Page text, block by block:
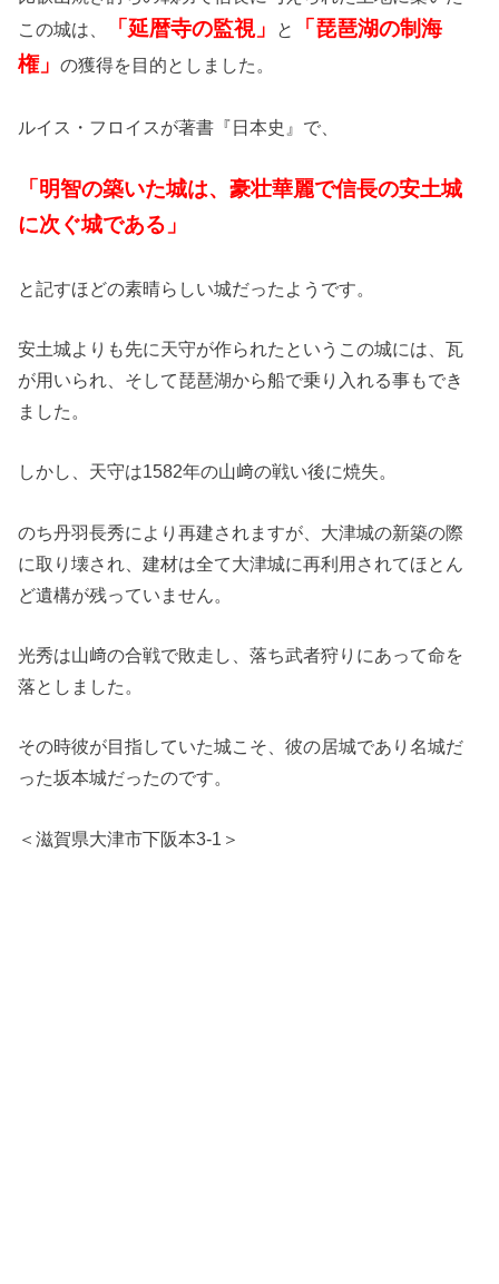
この城は、
「延暦寺の監視」 と
「琵琶湖の制海
権」の獲得を目的としました。
ルイス・フロイスが著書『日本史』で、
「明智の築いた城は、豪壮華麗で信長の安土城
に次ぐ城である」
と記すほどの素晴らしい城だったようです。
安土城よりも先に天守が作られたというこの城には、瓦
が用いられ、そして琵琶湖から船で乗り入れる事もでき
ました。
しかし、天守は1582年の山﨑の戦い後に焼失。
のち丹羽長秀により再建されますが、大津城の新築の際
に取り壊され、建材は全て大津城に再利用されてほとん
ど遺構が残っていません。
光秀は山﨑の合戦で敗走し、落ち武者狩りにあって命を
落としました。
その時彼が目指していた城こそ、彼の居城であり名城だ
った坂本城だったのです。
＜滋賀県大津市下阪本3-1＞